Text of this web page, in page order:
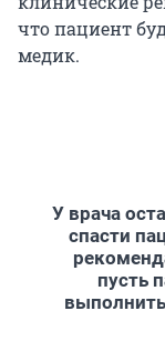
что пациент
медик.
У врача
спасти
пусть